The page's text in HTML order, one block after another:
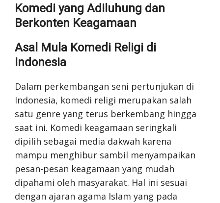
Komedi yang Adiluhung dan
Berkonten Keagamaan
Asal Mula Komedi Religi di
Indonesia
Dalam perkembangan seni pertunjukan di
Indonesia, komedi religi merupakan salah
satu genre yang terus berkembang hingga
saat ini. Komedi keagamaan seringkali
dipilih sebagai media dakwah karena
mampu menghibur sambil menyampaikan
pesan-pesan keagamaan yang mudah
dipahami oleh masyarakat. Hal ini sesuai
dengan ajaran agama Islam yang pada